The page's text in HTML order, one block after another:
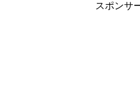
スポンサ